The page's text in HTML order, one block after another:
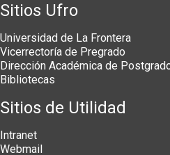
Sitios Ufro
Universidad de La Frontera
Vicerrectoría de Pregrado
Dirección Académica de
Bibliotecas
Sitios de Utilidad
Intranet
Webmail